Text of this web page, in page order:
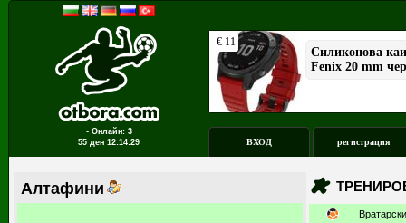
▪ Онлайн: 3
55 ден 12:14:29 ВХОД регистрация
Алтафини